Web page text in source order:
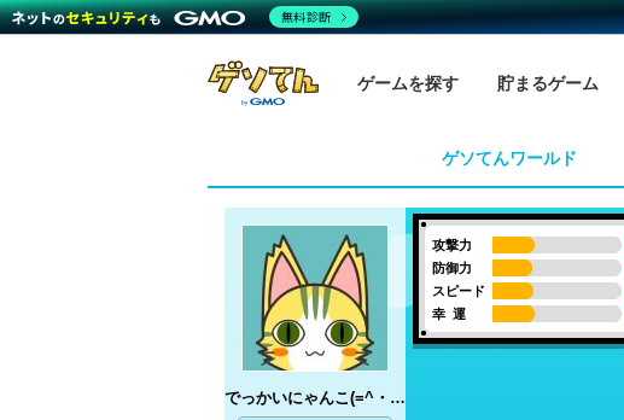
ゲームを探す 貯まるゲーム
ゲソてんワールド
でっかいにゃんこ(=^・^=)
攻撃力
防御力
スピード
幸 運
無料診断